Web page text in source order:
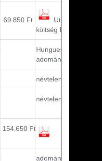
69.850 Ft
Utazási
költség Budapest
Hunguest Hotels Zrt.
adomány
névtelen adomány
névtelen adomány
154.650 Ft
adomány – Lantos